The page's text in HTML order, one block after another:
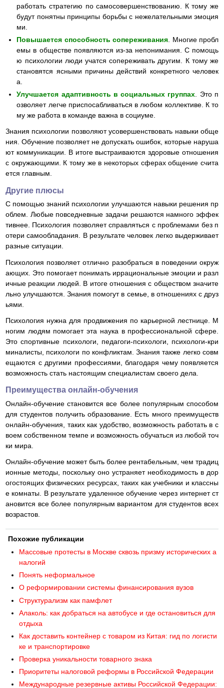
работать стратегию по самосовершенствованию. К тому же
будут понятны принципы борьбы с нежелательными эмоция
ми.
Повышается способность сопереживания . Многие пробл
емы в обществе появляются из-за непонимания. С помощь
ю психологии люди учатся сопереживать другим. К тому же
становятся ясными причины действий конкретного человек
а.
Улучшается адаптивность в социальных группах . Это п
озволяет легче приспосабливаться в любом коллективе. К то
му же работа в команде важна в социуме.
Знания психологии позволяют усовершенствовать навыки обще
ния. Обучение позволяет не допускать ошибок, которые наруша
ют коммуникации. В итоге выстраиваются здоровые отношения
с окружающими. К тому же в некоторых сферах общение счита
ется главным.
Другие плюсы
С помощью знаний психологии улучшаются навыки решения пр
облем. Любые повседневные задачи решаются намного эффек
тивнее. Психология позволяет справляться с проблемами без п
отери самообладания. В результате человек легко выдерживает
разные ситуации.
Психология позволяет отлично разобраться в поведении окруж
ающих. Это помогает понимать иррациональные эмоции и разл
ичные реакции людей. В итоге отношения с обществом значите
льно улучшаются. Знания помогут в семье, в отношениях с друз
ьями.
Психология нужна для продвижения по карьерной лестнице. М
ногим людям помогает эта наука в профессиональной сфере.
Это спортивные психологи, педагоги-психологи, психологи-кри
миналисты, психологи по конфликтам. Знания также легко совм
ещаются с другими профессиями, благодаря чему появляется
возможность стать настоящим специалистам своего дела.
Преимущества онлайн-обучения
Онлайн-обучение становится все более популярным способом
для студентов получить образование. Есть много преимуществ
онлайн-обучения, таких как удобство, возможность работать в с
воем собственном темпе и возможность обучаться из любой точ
ки мира.
Онлайн-обучение может быть более рентабельным, чем традиц
ионные методы, поскольку оно устраняет необходимость в дор
огостоящих физических ресурсах, таких как учебники и классны
е комнаты. В результате удаленное обучение через интернет ст
ановится все более популярным вариантом для студентов всех
возрастов.
Похожие публикации
Массовые протесты в Москве сквозь призму исторических а
налогий
Понять неформальное
О реформировании системы финансирования вузов
Структурализм как памфлет
Алаколь: как добраться на автобусе и где остановиться для
отдыха
Как доставить контейнер с товаром из Китая: гид по логисти
ке и транспортировке
Проверка уникальности товарного знака
Приоритеты налоговой реформы в Российской Федерации
Международные резервные активы Российской Федерации: